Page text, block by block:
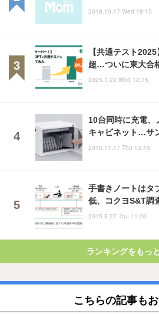
2018.10.17 Wed 18:15
【共通テスト
超…ついに東大合
2025.1.22 Wed 12:15
10台同時に充電、
キャビネット…サ
2016.11.17 Thu 13:15
手書きノートはタ
低、コクヨS&T調
2015.8.27 Thu 11:00
ランキングをもっ
こちらの記事も